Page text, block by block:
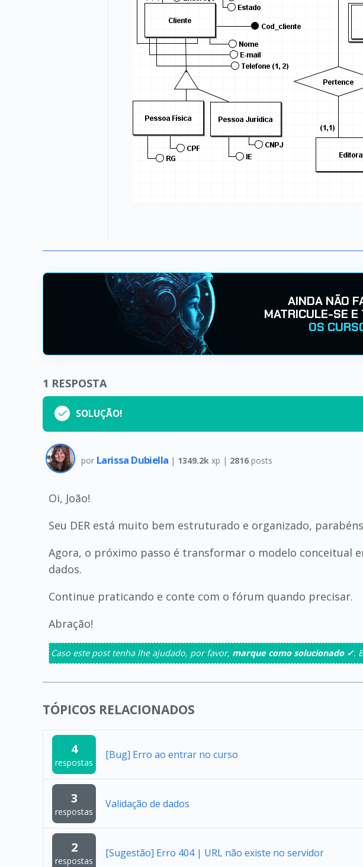
AINDA NÃO
MATRICULE-SE E
OS
1 RESPOSTA
SOLUÇÃO!
por Larissa Dubiella | 1349.2k xp | 2816posts
Oi, João!
Seu DER está muito bem estruturado e organizado,
Agora, o próximo passo é transformar o modelo conceitual
dados.
Continue praticando e conte com o fórum quando precisar.
Abração!
Caso este post tenha lhe ajudado, por favor, marque como solucionado ✓.
TÓPICOS RELACIONADOS
4
respostas
[Bug] Erro ao entrar no curso
3
respostas
Validação de dados
2
respostas
[Sugestão] Erro 404 | URL não existe no servidor